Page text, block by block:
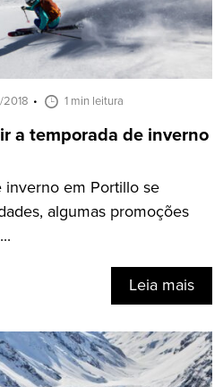
1 min leitura
a temporada de inverno
inverno em Portillo se
algumas promoções
Leia mais